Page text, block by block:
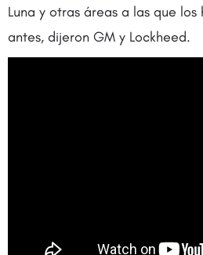
Luna y otras áreas a las que los
antes, dijeron GM y Lockheed.